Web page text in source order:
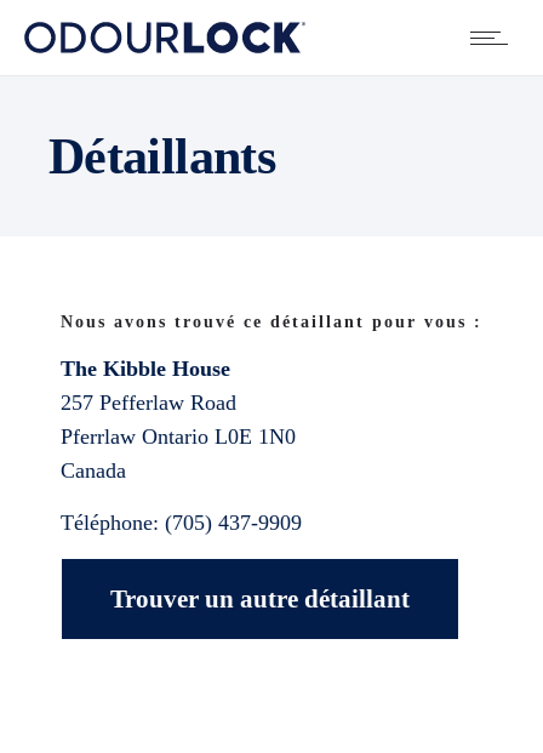
Détaillants
Nous avons trouvé ce détaillant pour vous :
The Kibble House
257 Pefferlaw Road
Pferrlaw Ontario L0E 1N0
Canada
Téléphone: (705) 437-9909
Trouver un autre détaillant